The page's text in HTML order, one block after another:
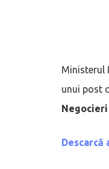
Ministerul
unui post
Descarcă